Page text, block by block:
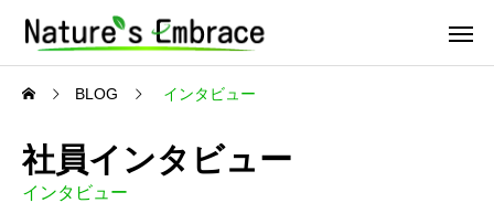
BLOG インタビュー
社員インタビュー
インタビュー